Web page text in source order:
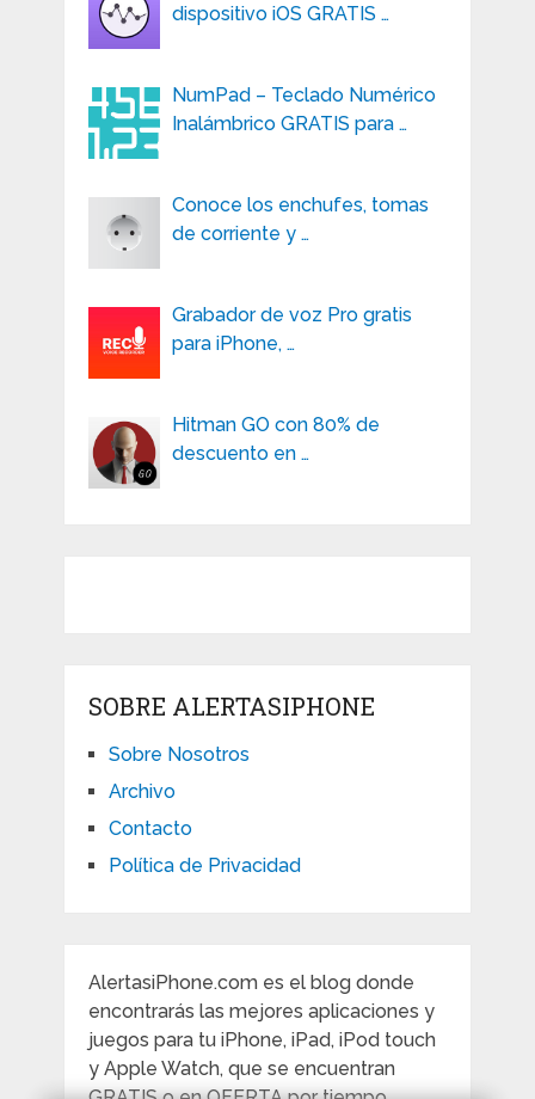
dispositivo iOS GRATIS …
NumPad – Teclado Numérico
Inalámbrico GRATIS para …
Conoce los enchufes, tomas
de corriente y …
Grabador de voz Pro gratis
para iPhone, …
Hitman GO con 80% de
descuento en …
SOBRE ALERTASIPHONE
Sobre Nosotros
Archivo
Contacto
Política de Privacidad
AlertasiPhone.com es el blog donde
encontrarás las mejores aplicaciones y
juegos para tu iPhone, iPad, iPod touch
y Apple Watch, que se encuentran